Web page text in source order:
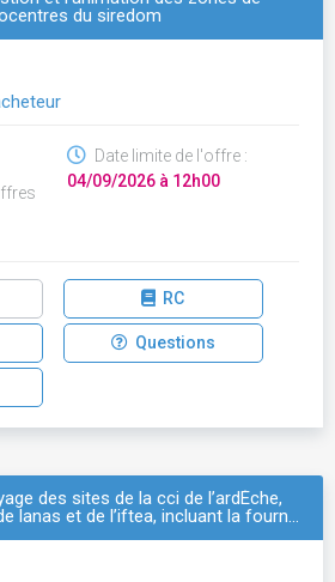
du siredom
Date limite de l'offre :
04/09/2026 à 12h00
RC
Questions
des sites de la cci de l’ardÈche,
lanas et de l’iftea, incluant la fourn…